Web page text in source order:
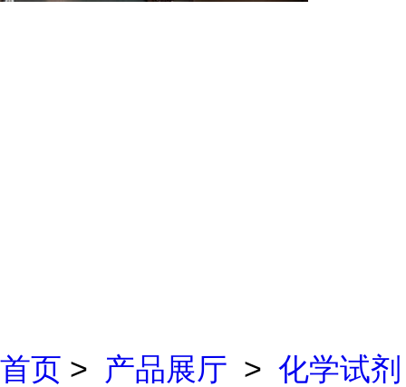
首页 > 产品展厅 > 化学试剂